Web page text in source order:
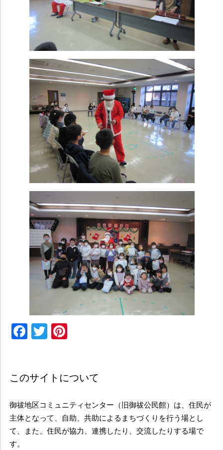
Facebook
Twitter
このサイトについて
御祓地区コミュニティセンター（旧御祓公民館）は、住民が
主体となって、自助、共助によるまちづくりを行う場とし
て、また、住民が協力、連携したり、交流したりする場で
す。